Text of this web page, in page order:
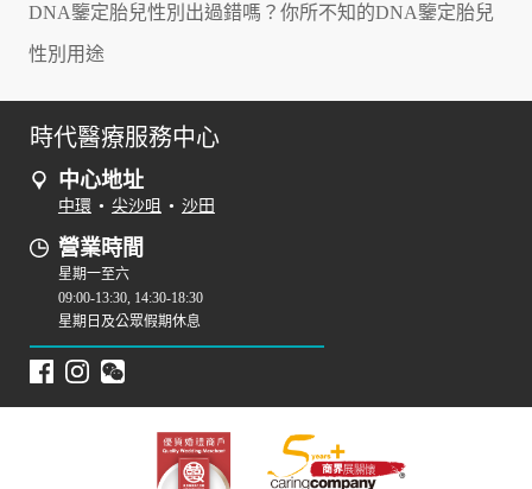
DNA鑒定胎兒性別出過錯嗎？你所不知的DNA鑒定胎兒
性別用途
時代醫療服務中心
中心地址
中環 • 尖沙咀 • 沙田
營業時間
星期一至六
09:00-13:30, 14:30-18:30
星期日及公眾假期休息